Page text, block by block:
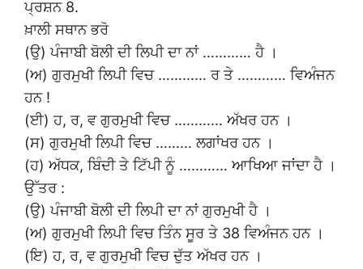
ਪ੍ਰਸ਼ਨ 8.
ਖ਼ਾਲੀ ਸਥਾਨ ਭਰੋ
(ਉ) ਪੰਜਾਬੀ ਬੋਲੀ ਦੀ ਲਿਪੀ ਦਾ ਨਾਂ ………… ਹੈ ।
(ਅ) ਗੁਰਮੁਖੀ ਲਿਪੀ ਵਿਚ ………… ਰ ਤੇ ………… ਵਿਅੰਜਨ
ਹਨ !
(ਈ) ਹ, ਰ, ਵ ਗੁਰਮੁਖੀ ਵਿਚ ………… ਅੱਖਰ ਹਨ ।
(ਸ) ਗੁਰਮੁਖੀ ਲਿਪੀ ਵਿਚ ……… ਲਗਾਂਖਰ ਹਨ ।
(ਹ) ਅੱਧਕ, ਬਿੰਦੀ ਤੇ ਟਿੱਪੀ ਨੂੰ ………… ਆਖਿਆ ਜਾਂਦਾ ਹੈ ।
ਉੱਤਰ :
(ਉ) ਪੰਜਾਬੀ ਬੋਲੀ ਦੀ ਲਿਪੀ ਦਾ ਨਾਂ ਗੁਰਮੁਖੀ ਹੈ ।
(ਅ) ਗੁਰਮੁਖੀ ਲਿਪੀ ਵਿਚ ਤਿੰਨ ਸੂਰ ਤੇ 38 ਵਿਅੰਜਨ ਹਨ ।
(ਇ) ਹ, ਰ, ਵ ਗੁਰਮੁਖੀ ਵਿਚ ਦੁੱਤ ਅੱਖਰ ਹਨ ।